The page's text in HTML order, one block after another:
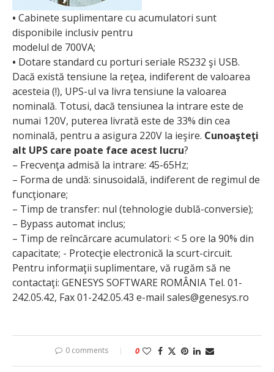
• Cabinete suplimentare cu acumulatori sunt
disponibile inclusiv pentru
modelul de 700VA;
• Dotare standard cu porturi seriale RS232 şi USB.
Dacă există tensiune la reţea, indiferent de valoarea
acesteia (!), UPS-ul va livra tensiune la valoarea
nominală. Totusi, dacă tensiunea la intrare este de
numai 120V, puterea livrată este de 33% din cea
nominală, pentru a asigura 220V la ieşire. Cunoaşteţi
alt UPS care poate face acest lucru?
– Frecvenţa admisă la intrare: 45-65Hz;
– Forma de undă: sinusoidală, indiferent de regimul de
funcţionare;
– Timp de transfer: nul (tehnologie dublă-conversie);
– Bypass automat inclus;
– Timp de reîncărcare acumulatori: < 5 ore la 90% din
capacitate; - Protecţie electronică la scurt-circuit.
Pentru informaţii suplimentare, vă rugăm să ne
contactaţi: GENESYS SOFTWARE ROMÂNIA Tel. 01-
242.05.42, Fax 01-242.05.43 e-mail sales@genesys.ro
0 comments 0